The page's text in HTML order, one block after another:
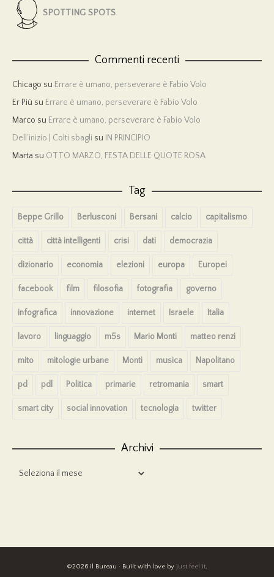
SPOTTING SPOTS
Commenti recenti
Chicago su Errare è umano, perseverare è Fabio Volo
Er Più su Errare è umano, perseverare è Fabio Volo
Marco su Errare è umano, perseverare è Fabio Volo
Dell’inizio | Colti sbagli su IN PRINCIPIO
Marta su OTTO MARZO, FESTA DELLE QUOTE ROSA
Tag
Beppe Grillo Berlusconi Bersani calcio capitalismo
città città intelligenti crisi dati democrazia
dizionario economia elezioni europa Europei
facebook film filosofia fotografia governo
infografica innovazione internet Israele Italia
lavoro linguaggio m5s Mario Monti matteo renzi
mito mitologie urbane Monti musica Napolitano
pd pdl Politica primarie retromania smart
smart city social innovation tecnologia twitter
Archivi
Archivi
©2026 il Bureau · Built with love by just feel it.